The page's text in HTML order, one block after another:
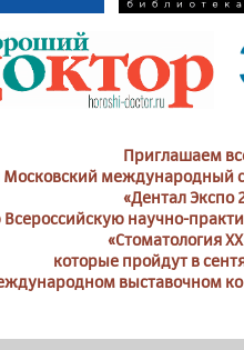
Приглашаем
международный
«Дентал Экспо
Всероссийскую научно-
«Стоматология
которые пройдут в
выставочном